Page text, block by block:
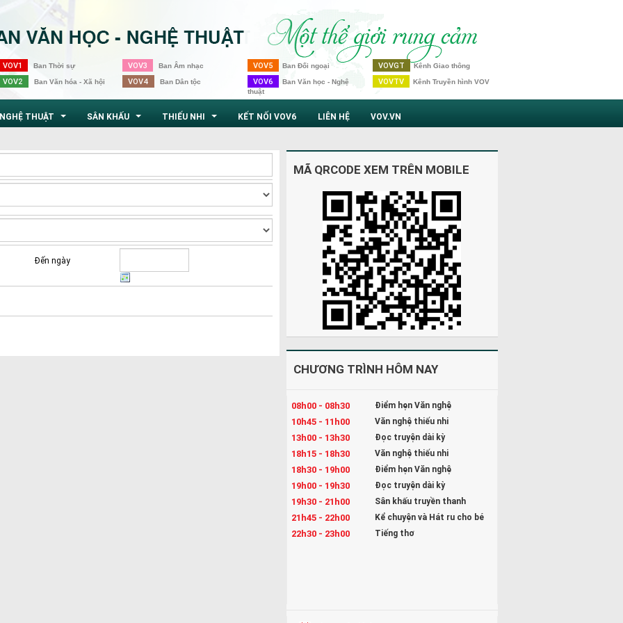
VOV1 Ban Thời sự
VOV2 Ban Văn hóa - Xã hội
VOV3 Ban Âm nhạc
VOV4 Ban Dân tộc
VOV5 Ban Đối ngoại
VOV6 Ban Văn học - Nghệ
thuật
VOVGT Kênh Giao thông
VOVTV Kênh Truyền hình VOV
NGHỆ THUẬT SÂN KHẤU THIẾU NHI KẾT NỐI VOV6 LIÊN HỆ VOV.VN
Đến ngày
MÃ QRCODE XEM TRÊN MOBILE
CHƯƠNG TRÌNH HÔM NAY
08h00 - 08h30 Điểm hẹn Văn nghệ
10h45 - 11h00 Văn nghệ thiếu nhi
13h00 - 13h30 Đọc truyện dài kỳ
18h15 - 18h30 Văn nghệ thiếu nhi
18h30 - 19h00 Điểm hẹn Văn nghệ
19h00 - 19h30 Đọc truyện dài kỳ
19h30 - 21h00 Sân khấu truyền thanh
21h45 - 22h00 Kể chuyện và Hát ru cho bé
22h30 - 23h00 Tiếng thơ